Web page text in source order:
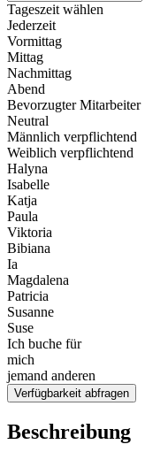
Tageszeit wählen
Jederzeit
Vormittag
Mittag
Nachmittag
Abend
Bevorzugter Mitarbeiter
Neutral
Männlich verpflichtend
Weiblich verpflichtend
Halyna
Isabelle
Katja
Paula
Viktoria
Bibiana
Ia
Magdalena
Patricia
Susanne
Suse
Ich buche für
mich
jemand anderen
Verfügbarkeit abfragen
Beschreibung